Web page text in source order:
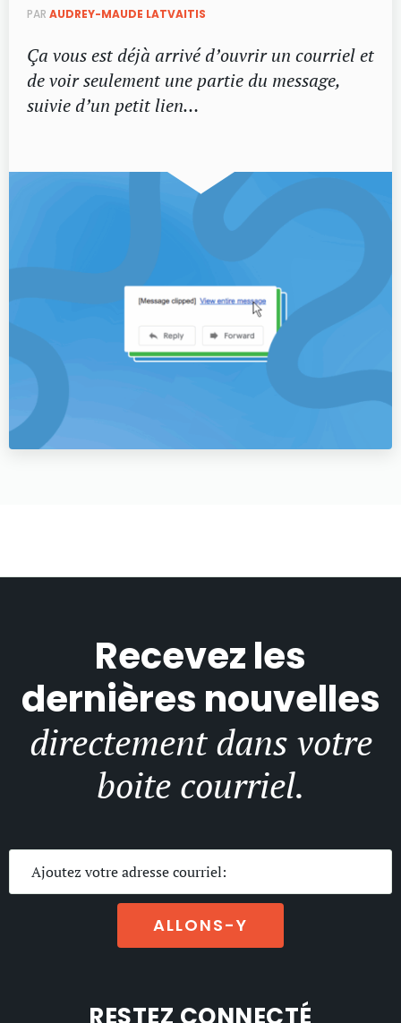
PAR AUDREY-MAUDE LATVAITIS
Ça vous est déjà arrivé d’ouvrir un courriel et
de voir seulement une partie du message,
suivie d’un petit lien…
Recevez les
dernières nouvelles
directement dans votre
boite courriel.
ALLONS-Y